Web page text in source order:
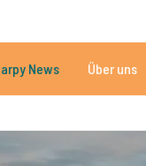
News Über uns